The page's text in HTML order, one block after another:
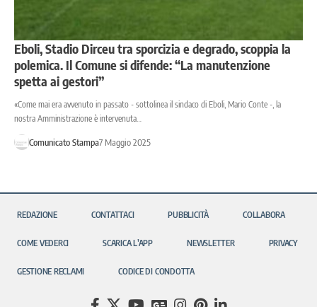
Eboli, Stadio Dirceu tra sporcizia e degrado, scoppia la
polemica. Il Comune si difende: “La manutenzione
spetta ai gestori”
«Come mai era avvenuto in passato - sottolinea il sindaco di Eboli, Mario Conte -, la
nostra Amministrazione è intervenuta…
Comunicato Stampa7 Maggio 2025
REDAZIONE CONTATTACI PUBBLICITÀ COLLABORA
COME VEDERCI SCARICA L’APP NEWSLETTER PRIVACY
GESTIONE RECLAMI CODICE DI CONDOTTA